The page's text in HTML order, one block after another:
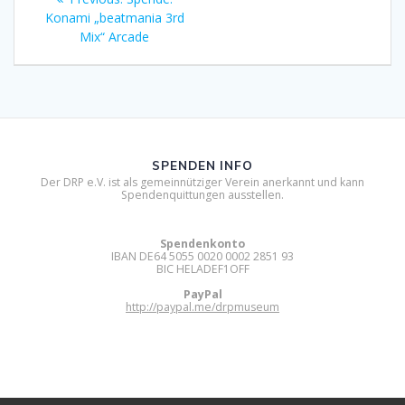
post:
Konami „beatmania 3rd
Mix“ Arcade
SPENDEN INFO
Der DRP e.V. ist als gemeinnütziger Verein anerkannt und kann
Spendenquittungen ausstellen.
Spendenkonto
IBAN DE64 5055 0020 0002 2851 93
BIC HELADEF1OFF
PayPal
http://paypal.me/drpmuseum